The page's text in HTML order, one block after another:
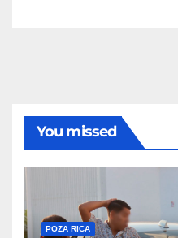
You missed
POZA RICA